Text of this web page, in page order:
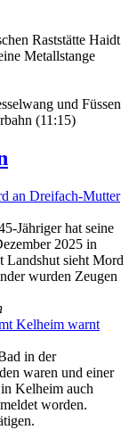
Raststätte Haidt
Metallstange
und Füssen
(11:15)
an Dreifach-Mutter
Jähriger hat seine
2025 in
Landshut sieht Mord
wurden Zeugen
Kelheim warnt
in der
waren und einer
Kelheim auch
worden.